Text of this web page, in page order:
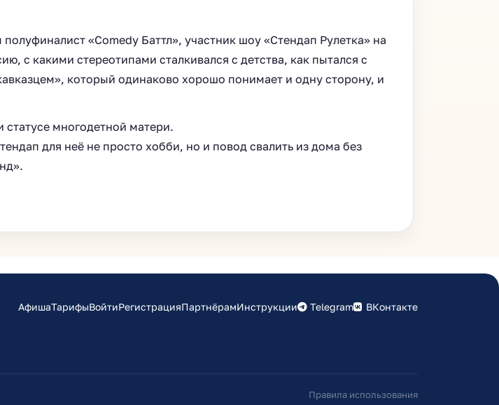
«Comedy Баттл», участник шоу «Стендап Рулетка» на
с какими стереотипами сталкивался с детства, как пытался с
который одинаково хорошо понимает и одну сторону, и
статусе многодетной матери.
для неё не просто хобби, но и повод свалить из дома без
АфишаТарифыВойтиРегистрацияПартнёрамИнструкции Telegram ВКонтакте
Правила использования